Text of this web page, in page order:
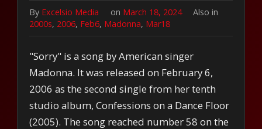
By Excelsio Media on March 18, 2024
Also in
2000s, 2006, Feb6, Madonna, Mar18
"Sorry" is a song by American singer
Madonna. It was released on February 6,
2006 as the second single from her tenth
studio album, Confessions on a Dance Floor
(2005). The song reached number 58 on the